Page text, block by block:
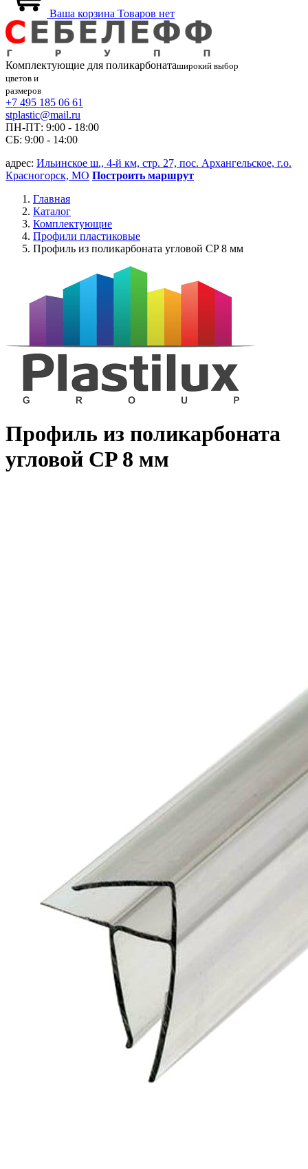
Ваша корзина Товаров нет
Комплектующие для поликарбонаташирокий выбор
цветов и
размеров
+7 495 185 06 61
stplastic@mail.ru
ПН-ПТ: 9:00 - 18:00
СБ: 9:00 - 14:00
адрес: Ильинское ш., 4-й км, стр. 27, пос. Архангельское, г.о.
Красногорск, МО Построить маршрут
Главная
Каталог
Комплектующие
Профили пластиковые
Профиль из поликарбоната угловой CP 8 мм
Профиль из поликарбоната
угловой CP 8 мм